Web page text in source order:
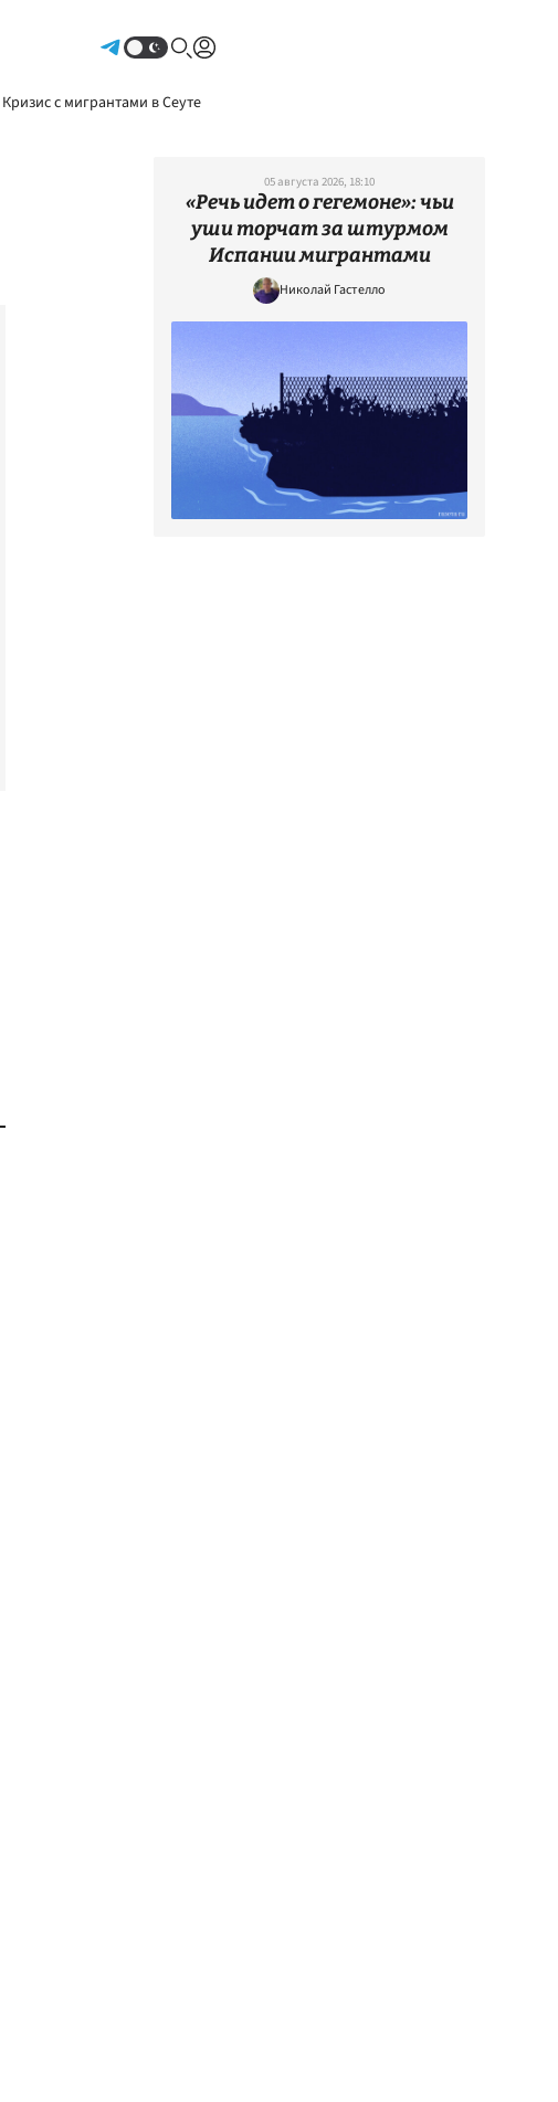
Кризис с мигрантами в Сеуте
05 августа 2026, 18:10
«Речь идет о гегемоне»: чьи
уши торчат за штурмом
Испании мигрантами
Николай Гастелло